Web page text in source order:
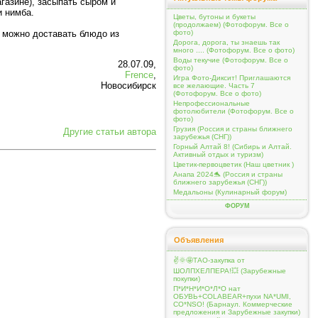
нимба.
доставать блюдо из
28.07.09,
Frence,
Новосибирск
Другие статьи автора
Цветы, бутоны и букеты
(продолжаем) (Фотофорум. Все о
фото)
Дорога, дорога, ты знаешь так
много .... (Фотофорум. Все о фото)
Воды текучие (Фотофорум. Все о
фото)
Игра Фото-Диксит! Приглашаются
все желающие. Часть 7
(Фотофорум. Все о фото)
Непрофессиональные
фотолюбители (Фотофорум. Все о
фото)
Грузия (Россия и страны ближнего
зарубежья (СНГ))
Горный Алтай 8! (Сибирь и Алтай.
Активный отдых и туризм)
Цветик-первоцветик (Наш цветник )
Анапа 2024🐬 (Россия и страны
ближнего зарубежья (СНГ))
Медальоны (Кулинарный форум)
ФОРУМ
Объявления
✌️🌞🤩ТАО-закупка от
ШОЛПХЕЛПЕРА!💥 (Зарубежные
покупки)
П*И*Н*И*О*Л*О нат
ОБУВЬ+COLABEAR+пухи NA*UMI,
CO*NSO! (Барнаул. Коммерческие
предложения и Зарубежные закупки)